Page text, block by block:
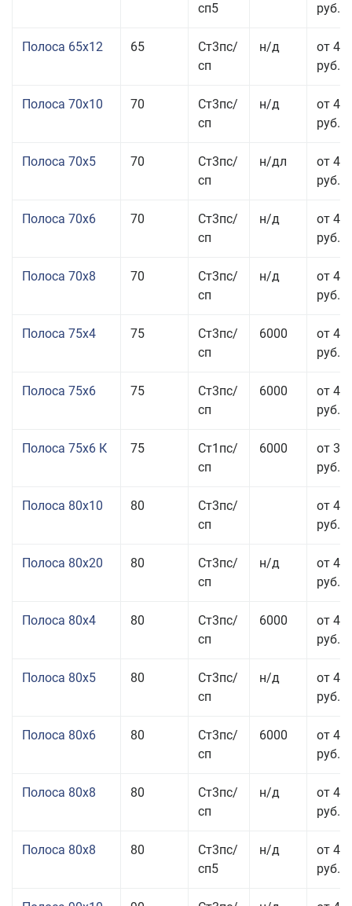
сп5
руб.
Полоса 65x12 65
Ст3пс/
сп
н/д
от 42
руб.
Полоса 70x10 70
Ст3пс/
сп
н/д
от 42
руб.
Полоса 70x5 70
Ст3пс/
сп
н/дл
от 43
руб.
Полоса 70x6 70
Ст3пс/
сп
н/д
от 42
руб.
Полоса 70x8 70
Ст3пс/
сп
н/д
от 43
руб.
Полоса 75x4 75
Ст3пс/
сп
6000
от 41
руб.
Полоса 75x6 75
Ст3пс/
сп
6000
от 42
руб.
Полоса 75x6 К 75
Ст1пс/
сп
6000
от 35
руб.
Полоса 80x10 80
Ст3пс/
сп
от 42
руб.
Полоса 80x20 80
Ст3пс/
сп
н/д
от 49
руб.
Полоса 80x4 80
Ст3пс/
сп
6000
от 42
руб.
Полоса 80x5 80
Ст3пс/
сп
н/д
от 43
руб.
Полоса 80x6 80
Ст3пс/
сп
6000
от 42
руб.
Полоса 80x8 80
Ст3пс/
сп
н/д
от 41
руб.
Полоса 80x8 80
Ст3пс/
сп5
н/д
от 41
руб.